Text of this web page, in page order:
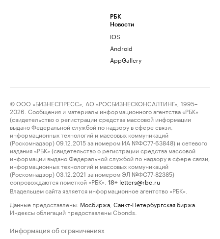
РБК
Новости
iOS
Android
AppGallery
© ООО «БИЗНЕСПРЕСС», АО «РОСБИЗНЕСКОНСАЛТИНГ», 1995–
2026. Сообщения и материалы информационного агентства «РБК»
(свидетельство о регистрации средства массовой информации
выдано Федеральной службой по надзору в сфере связи,
информационных технологий и массовых коммуникаций
(Роскомнадзор) 09.12.2015 за номером ИА №ФС77-63848) и сетевого
издания «РБК» (свидетельство о регистрации средства массовой
информации выдано Федеральной службой по надзору в сфере связи,
информационных технологий и массовых коммуникаций
(Роскомнадзор) 03.12.2021 за номером ЭЛ №ФС77-82385)
сопровождаются пометкой «РБК».
18+ letters@rbc.ru
Владельцем сайта является информационное агентство «РБК».
Данные предоставлены: Мосбиржа Санкт-Петербургская биржа
Индексы облигаций предоставлены Cbonds.
Информация об ограничениях